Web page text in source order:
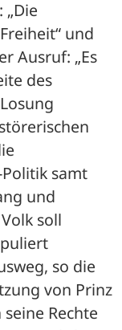
„Die
und
Ausruf: „Es
des
samt
und
soll
so die
von Prinz
Rechte